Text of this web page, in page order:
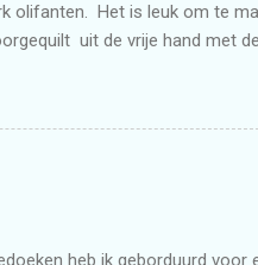
olifanten. Het is leuk om te
uit de vrije hand met
heb ik geborduurd